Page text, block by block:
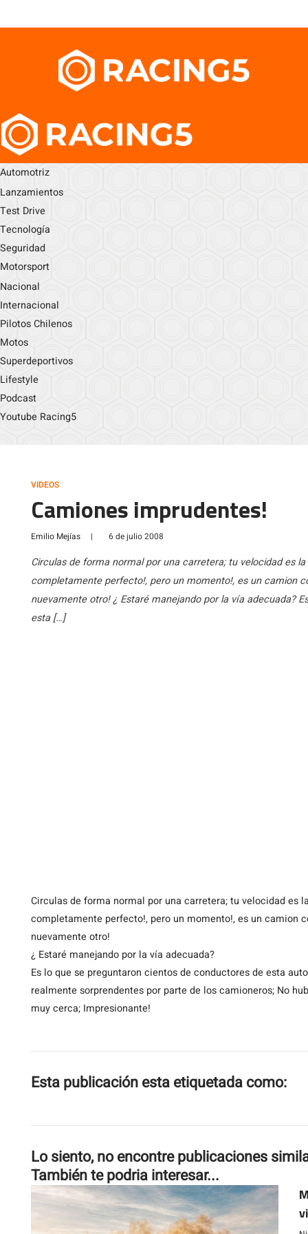
Automotriz
Lanzamientos
Test Drive
Tecnología
Seguridad
Motorsport
Nacional
Internacional
Pilotos Chilenos
Motos
Superdeportivos
Lifestyle
Podcast
Youtube Racing5
VIDEOS
Camiones imprudentes!
Emilio Mejías | 6 de julio 2008
Circulas de forma normal por una carretera; tu velocidad es
completamente perfecto!, pero un momento!, es un camion
nuevamente otro! ¿ Estaré manejando por la vía adecuada?
esta […]
Circulas de forma normal por una carretera; tu velocidad es
completamente perfecto!, pero un momento!, es un camion
nuevamente otro!
¿ Estaré manejando por la vía adecuada?
Es lo que se preguntaron cientos de conductores de esta
realmente sorprendentes por parte de los camioneros; No
muy cerca; Impresionante!
Esta publicación esta etiquetada como:
Lo siento, no encontre publicaciones
También te podria interesar...